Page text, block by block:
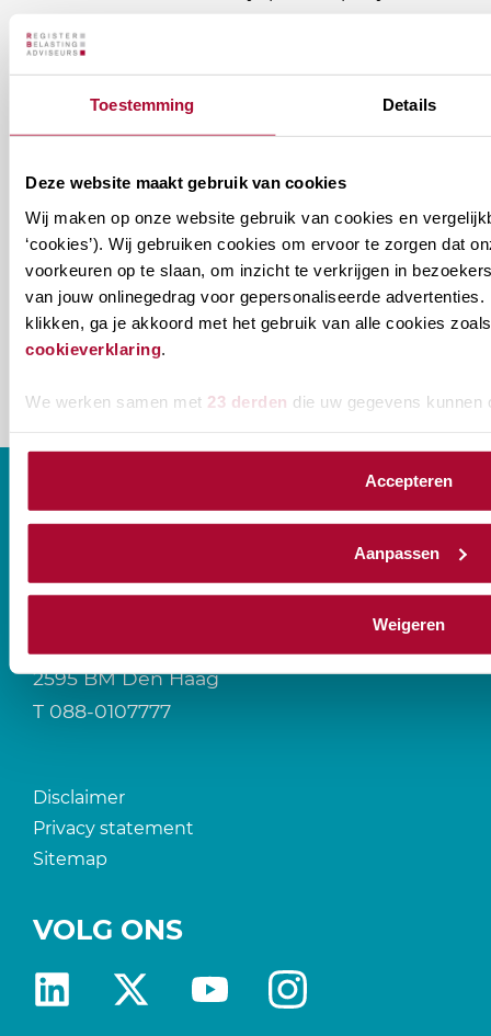
Toestemming Details
Deze website maakt gebruik van cookies
Wij maken op onze website gebruik van cookies en
‘cookies’). Wij gebruiken cookies om ervoor te zorgen dat
voorkeuren op te slaan, om inzicht te verkrijgen in
van jouw onlinegedrag voor gepersonaliseerde advertenties.
klikken, ga je akkoord met het gebruik van alle cookies
cookieverklaring
We werken samen met 23 derden die uw gegevens kunnen
Accepteren
Aanpassen
Weigeren
E-mailadres*
naam@bedrijf.nl
je
willen
ontvangen?
Permanente Educatie nieuwsbrief
2595 BM Den Haag
T 088-0107777
Disclaimer
Privacy statement
Sitemap
VOLG ONS